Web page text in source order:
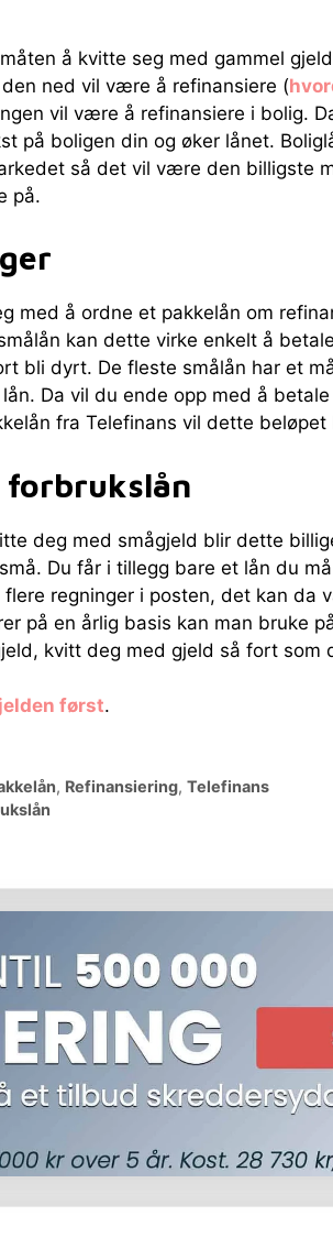
å kvitte seg med gammel
ned vil være å refinansiere (
vil være å refinansiere i bolig.
på boligen din og øker lånet.
så det vil være den billigste
på.
med å ordne et pakkelån om
kan dette virke enkelt å
bli dyrt. De fleste smålån har et
Da vil du ende opp med å
fra Telefinans vil dette beløpet
deg med smågjeld blir dette
Du får i tillegg bare et lån du
regninger i posten, det kan da
på en årlig basis kan man bruke
kvitt deg med gjeld så fort som
først.
, Refinansiering, Telefinans